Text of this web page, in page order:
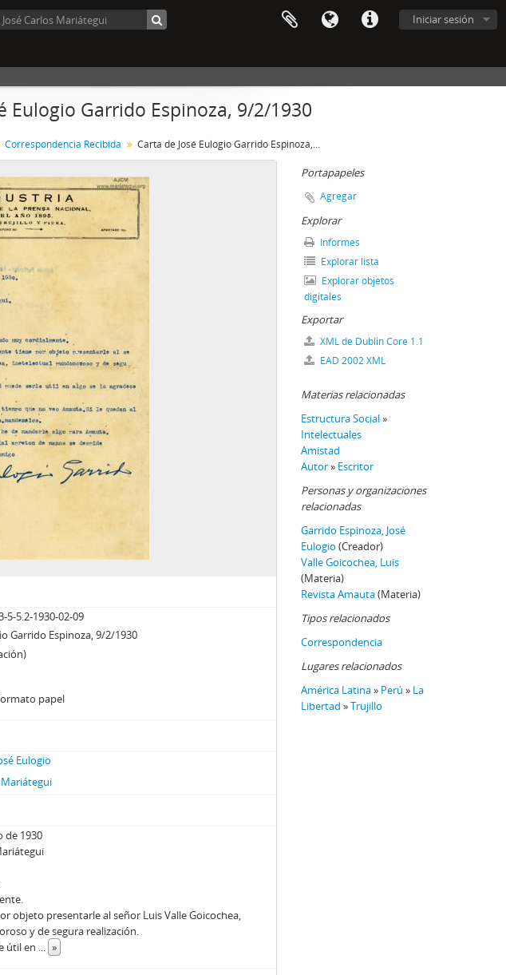
Iniciar sesión
Eulogio Garrido Espinoza, 9/2/1930
Correspondencia Recibida Carta de José Eulogio Garrido Espinoza, 9/2/1930
5-5.2-1930-02-09
Garrido Espinoza, 9/2/1930
papel
Eulogio
Mariátegui
de 1930
objeto presentarle al señor Luis Valle Goicochea,
y de segura realización.
útil en ... »
Portapapeles
Agregar
Explorar
Informes
Explorar lista
Explorar objetos
digitales
Exportar
XML de Dublin Core 1.1
EAD 2002 XML
Materias relacionadas
Estructura Social»
Intelectuales
Amistad
Autor» Escritor
Personas y organizaciones
relacionadas
Garrido Espinoza, José
Eulogio (Creador)
Valle Goicochea, Luis
(Materia)
Revista Amauta(Materia)
Tipos relacionados
Correspondencia
Lugares relacionados
América Latina» Perú » La
Libertad »Trujillo